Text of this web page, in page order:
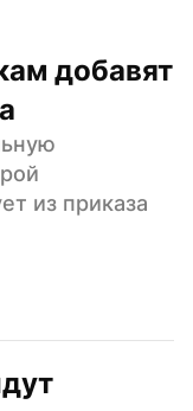
добавят
из приказа